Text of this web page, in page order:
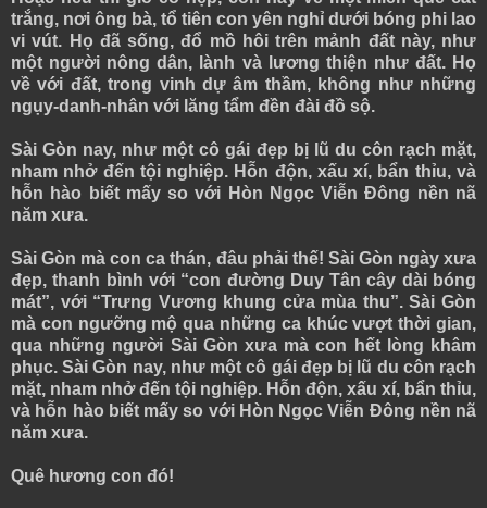
trắng, nơi ông bà, tổ tiên con yên nghỉ dưới bóng phi lao
vi vút. Họ đã sống, đổ mồ hôi trên mảnh đất này, như
một người nông dân, lành và lương thiện như đất. Họ
về với đất, trong vinh dự âm thầm, không như những
ngụy-danh-nhân với lăng tẩm đền đài đồ sộ.
Sài Gòn nay, như một cô gái đẹp bị lũ du côn rạch mặt,
nham nhở đến tội nghiệp. Hỗn độn, xấu xí, bẩn thỉu, và
hỗn hào biết mấy so với Hòn Ngọc Viễn Đông nền nã
năm xưa.
Sài Gòn mà con ca thán, đâu phải thế! Sài Gòn ngày xưa
đẹp, thanh bình với “con đường Duy Tân cây dài bóng
mát”, với “Trưng Vương khung cửa mùa thu”. Sài Gòn
mà con ngưỡng mộ qua những ca khúc vượt thời gian,
qua những người Sài Gòn xưa mà con hết lòng khâm
phục. Sài Gòn nay, như một cô gái đẹp bị lũ du côn rạch
mặt, nham nhở đến tội nghiệp. Hỗn độn, xấu xí, bẩn thỉu,
và hỗn hào biết mấy so với Hòn Ngọc Viễn Đông nền nã
năm xưa.
Quê hương con đó!